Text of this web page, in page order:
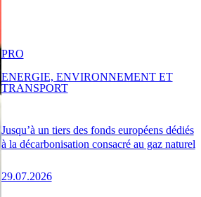
Jusqu’à un tiers des fonds européens dédiés
à la décarbonisation consacré au gaz naturel
29.07.2026
PRO
ENERGIE, ENVIRONNEMENT ET
TRANSPORT